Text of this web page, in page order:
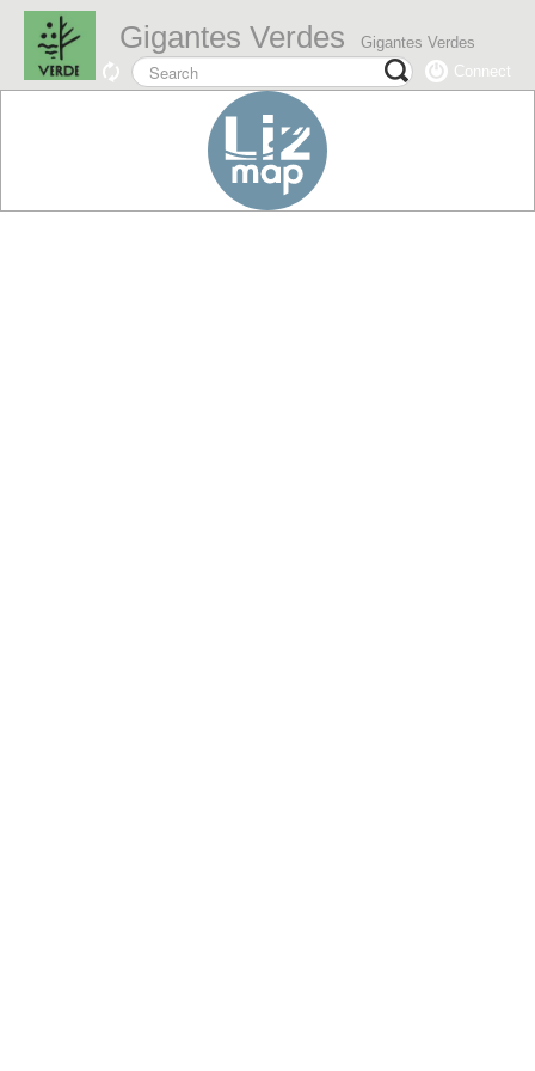
Gigantes Verdes
Gigantes Verdes
Connect